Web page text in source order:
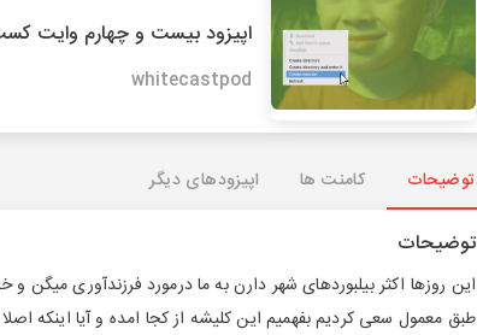
اپیزود بیست و چهارم وایت
whitecastpod
توضیحات کامنت ها اپیزودهای دیگر
توضیحات
این روزها اکثر بیلبوردهای شهر دارن به ما درمورد فرزندآوری
طبق معمول سعی کردیم بفهمیم این کلیشه از کجا امده و آیا اینکه